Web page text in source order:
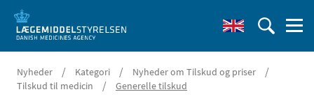
Nyheder / Kategori / Nyheder om Tilskud og priser /
Tilskud til medicin / Generelle tilskud